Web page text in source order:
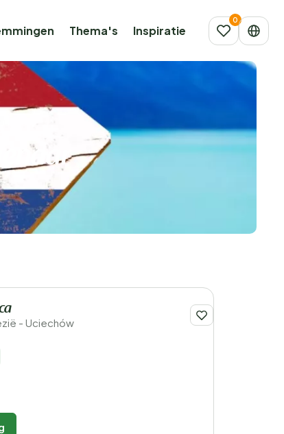
Thema's Inspiratie
- Uciechów